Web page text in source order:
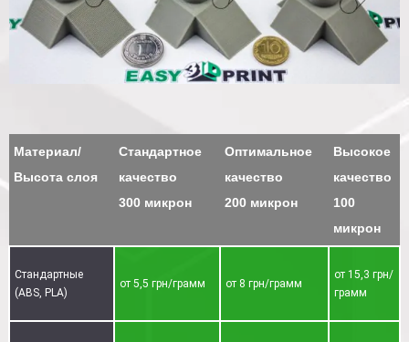
Материал/
Высота слоя
Стандартное
качество
300 микрон
Оптимальное
качество
200 микрон
Высокое
качество
100
микрон
Стандартные
(ABS, PLA)
от 5,5 грн/грамм от 8 грн/грамм
от 15,3 грн/
грамм